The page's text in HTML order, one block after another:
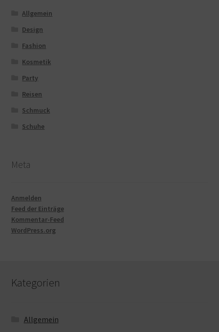
Allgemein
Design
Fashion
Kosmetik
Party
Reisen
Schmuck
Schuhe
Meta
Anmelden
Feed der Einträge
Kommentar-Feed
WordPress.org
Kategorien
Allgemein